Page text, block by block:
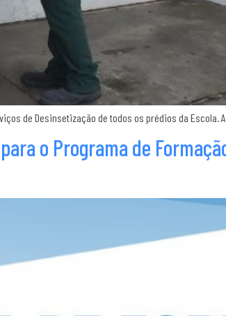
de Desinsetização de todos os prédios da
o Programa de